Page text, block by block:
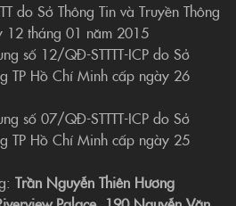
do Sở Thông Tin và Truyền Thông
12 tháng 01 năm 2015
số 12/QĐ-STTTT-ICP do Sở
TP Hồ Chí Minh cấp ngày 26
số 07/QĐ-STTTT-ICP do Sở
TP Hồ Chí Minh cấp ngày 25
Trần Nguyễn Thiên Hương